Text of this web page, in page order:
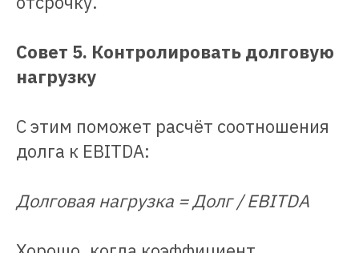
Совет 5. Контролировать долговую
нагрузку
С этим поможет расчёт соотношения
долга к EBITDA:
Долговая нагрузка = Долг / EBITDA